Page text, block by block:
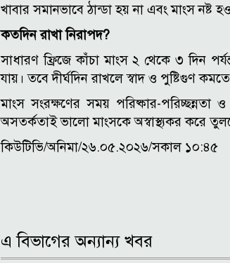
খাবার সমানভাবে ঠান্ডা হয় না এবং মাংস নষ্ট
কতদিন রাখা নিরাপদ?
সাধারণ ফ্রিজে কাঁচা মাংস ২ থেকে ৩ দিন
যায়। তবে দীর্ঘদিন রাখলে স্বাদ ও পুষ্টিগুণ
মাংস সংরক্ষণের সময় পরিষ্কার-পরিচ্ছন্নতা
অসতর্কতাই ভালো মাংসকে অস্বাস্থ্যকর করে
কিউটিভি/অনিমা/২৬.০৫.২০২৬/সকাল ১০:৪৫
এ বিভাগের অন্যান্য খবর